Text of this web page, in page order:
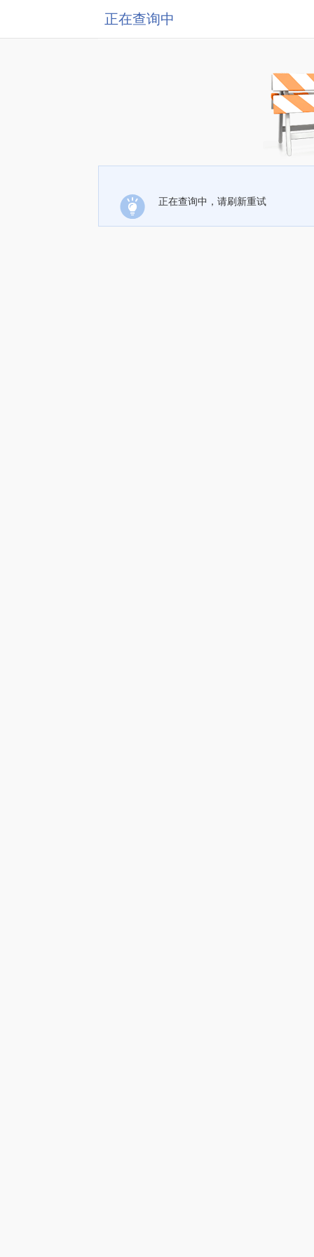
正在查询中
正在查询中，请刷新重试